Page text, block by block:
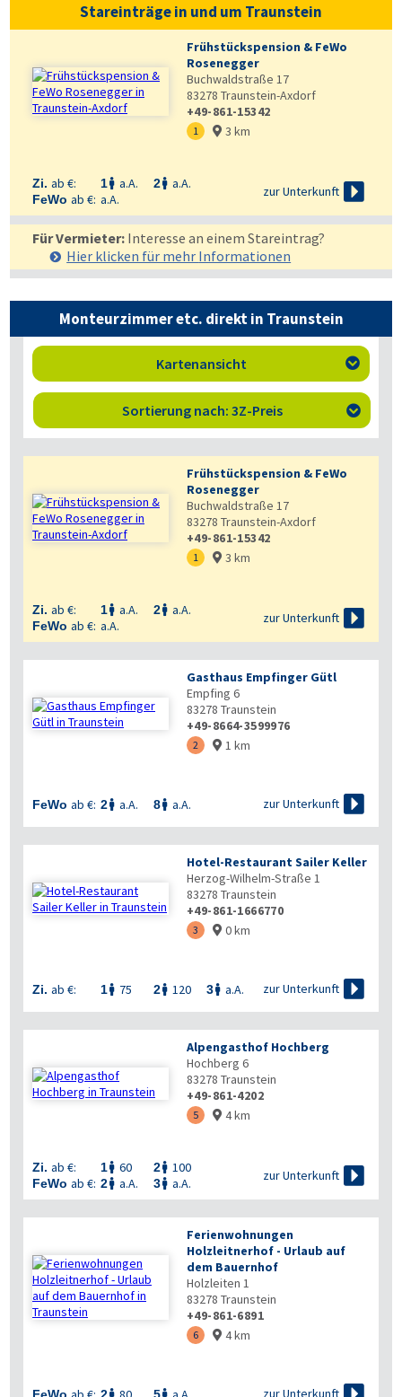
Stareinträge in und um Traunstein
Frühstückspension & FeWo
Rosenegger
Buchwaldstraße 17
83278 Traunstein-Axdorf
+49-861-15342
1  3 km
Zi. ab €: 1 a.A. 2 a.A.
FeWo ab €: a.A.
zur Unterkunft 
Für Vermieter: Interesse an einem Stareintrag?
Hier klicken für mehr Informationen
Monteurzimmer etc. direkt in Traunstein
Kartenansicht 
Sortierung nach: 3Z-Preis 
Frühstückspension & FeWo
Rosenegger
Buchwaldstraße 17
83278 Traunstein-Axdorf
+49-861-15342
1  3 km
Zi. ab €: 1 a.A. 2 a.A.
FeWo ab €: a.A.
zur Unterkunft 
Gasthaus Empfinger Gütl
Empfing 6
83278 Traunstein
+49-8664-3599976
2  1 km
FeWo ab €: 2 a.A. 8 a.A. zur Unterkunft 
Hotel-Restaurant Sailer Keller
Herzog-Wilhelm-Straße 1
83278 Traunstein
+49-861-1666770
3  0 km
Zi. ab €: 1 75 2 120 3 a.A. zur Unterkunft 
Alpengasthof Hochberg
Hochberg 6
83278 Traunstein
+49-861-4202
5  4 km
Zi. ab €: 1 60 2 100
FeWo ab €: 2 a.A. 3 a.A.
zur Unterkunft 
Ferienwohnungen
Holzleitnerhof - Urlaub auf
dem Bauernhof
Holzleiten 1
83278 Traunstein
+49-861-6891
6  4 km
FeWo 2  5 zur Unterkunft